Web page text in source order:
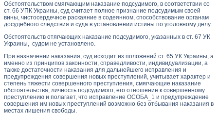
Обстоятельством смягчающим наказание подсудимого, в соответствии со
ст. 66 УПК Украины, суд считает полное признание подсудимым своей
вины, чистосердечное раскаяние в содеянном, способствование органам
досудебного следствия и суда в установлении истины по уголовному делу.
Обстоятельств отягчающих наказание подсудимого, указанных в ст. 67 УК
Украины, судом не установлено.
При назначении наказания, суд исходит из положений ст. 65 УК Украины, а
именно из принципов законности, справедливости, индивидуализации, а
также достаточности наказания для дальнейшего исправления и
предупреждения совершения новых преступлений, учитывает характер и
степень тяжести совершенного преступления, смягчающие наказание
обстоятельства, личность подсудимого, его отношение к совершенному
преступлению и полагает, что исправление ОСОБА_1 и предупреждение
совершения им новых преступлений возможно без отбывания наказания в
местах лишения свободы.